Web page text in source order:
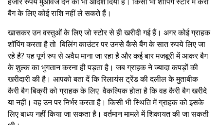
बैग के लिए कोई राशि नहीं ले सकते हैं।
खासकर उन वस्तुओं के लिए जो स्टोर से ही खरीदी गई हैं। अगर कोई ग्राहक
शॉपिंग करता है तो बिलिंग काउंटर पर उनसे कैसे बैंग के सात रुपये लिए जा
रहे है? यह पूर्ण रुप से अवैध माना जा रहा है और कई बार मजबूरी में आकर बैग
के शुल्क का भुगतान करना ही पड़ता है ।जब ग्राहक ने ज्यादा कपड़ों की
खरीदारी की है। आपको बता दें कि रिलायंस ट्रेंड की दलील के मुताबीक
कैरी बैग बिक्री को ग्राहक के लिए वैकल्पिक होता है कि वह कैरी बैग खरीदे
या नहीं। वह उन पर निर्भर करता है। किसी भी स्थिति में ग्राहक को इसके
लिए बाध्य नहीं किया जा सकता है। वर्तमान मामले में शिकायत की जा सकती